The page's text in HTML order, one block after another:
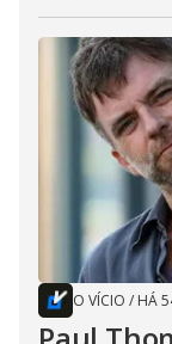
O VÍCIO / HÁ